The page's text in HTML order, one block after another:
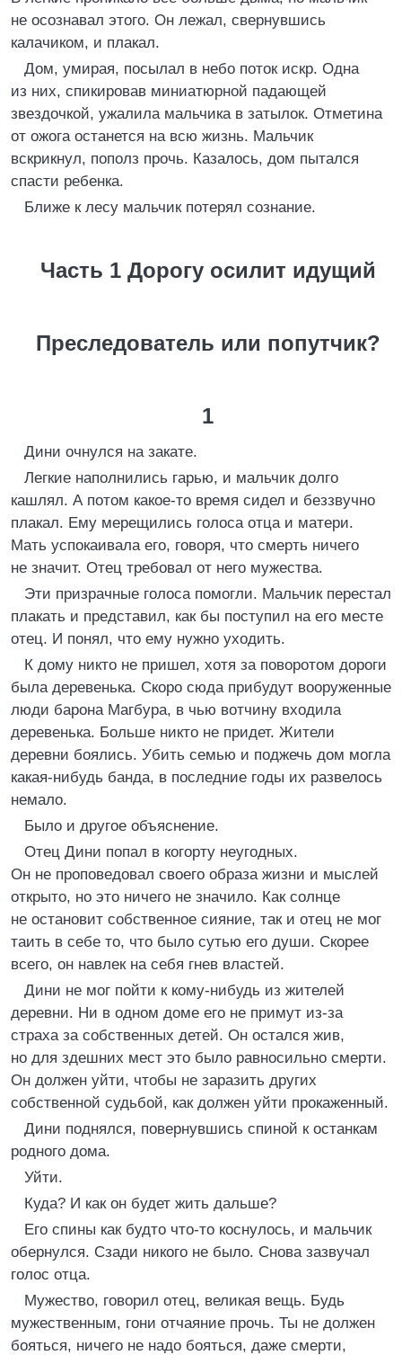
не осознавал этого. Он лежал, свернувшись
калачиком, и плакал.
Дом, умирая, посылал в небо поток искр. Одна
из них, спикировав миниатюрной падающей
звездочкой, ужалила мальчика в затылок. Отметина
от ожога останется на всю жизнь. Мальчик
вскрикнул, пополз прочь. Казалось, дом пытался
спасти ребенка.
Ближе к лесу мальчик потерял сознание.
Часть 1 Дорогу осилит идущий
Преследователь или попутчик?
1
Дини очнулся на закате.
Легкие наполнились гарью, и мальчик долго
кашлял. А потом какое-то время сидел и беззвучно
плакал. Ему мерещились голоса отца и матери.
Мать успокаивала его, говоря, что смерть ничего
не значит. Отец требовал от него мужества.
Эти призрачные голоса помогли. Мальчик перестал
плакать и представил, как бы поступил на его месте
отец. И понял, что ему нужно уходить.
К дому никто не пришел, хотя за поворотом дороги
была деревенька. Скоро сюда прибудут вооруженные
люди барона Магбура, в чью вотчину входила
деревенька. Больше никто не придет. Жители
деревни боялись. Убить семью и поджечь дом могла
какая-нибудь банда, в последние годы их развелось
немало.
Было и другое объяснение.
Отец Дини попал в когорту неугодных.
Он не проповедовал своего образа жизни и мыслей
открыто, но это ничего не значило. Как солнце
не остановит собственное сияние, так и отец не мог
таить в себе то, что было сутью его души. Скорее
всего, он навлек на себя гнев властей.
Дини не мог пойти к кому-нибудь из жителей
деревни. Ни в одном доме его не примут из-за
страха за собственных детей. Он остался жив,
но для здешних мест это было равносильно смерти.
Он должен уйти, чтобы не заразить других
собственной судьбой, как должен уйти прокаженный.
Дини поднялся, повернувшись спиной к останкам
родного дома.
Уйти.
Куда? И как он будет жить дальше?
Его спины как будто что-то коснулось, и мальчик
обернулся. Сзади никого не было. Снова зазвучал
голос отца.
Мужество, говорил отец, великая вещь. Будь
мужественным, гони отчаяние прочь. Ты не должен
бояться, ничего не надо бояться, даже смерти,